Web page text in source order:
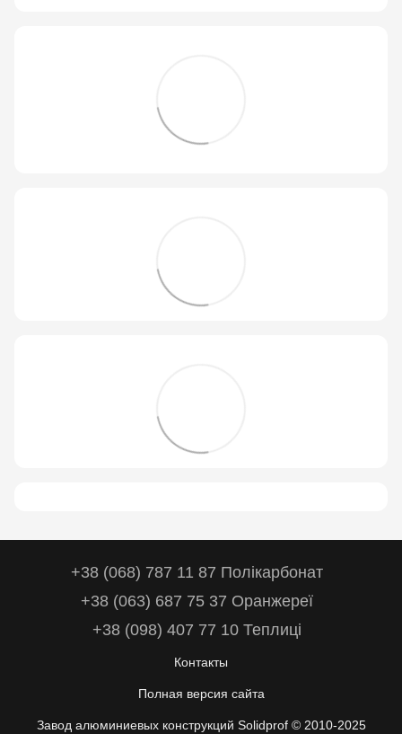
+38 (068) 787 11 87 Полікарбонат
+38 (063) 687 75 37 Оранжереї
+38 (098) 407 77 10 Теплиці
Контакты
Полная версия сайта
Завод алюминиевых конструкций Solidprof © 2010-2025